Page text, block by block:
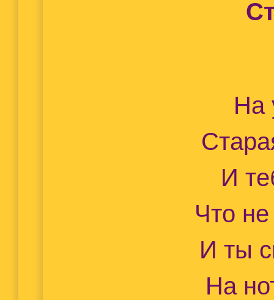
На
И
Что
И ты
На